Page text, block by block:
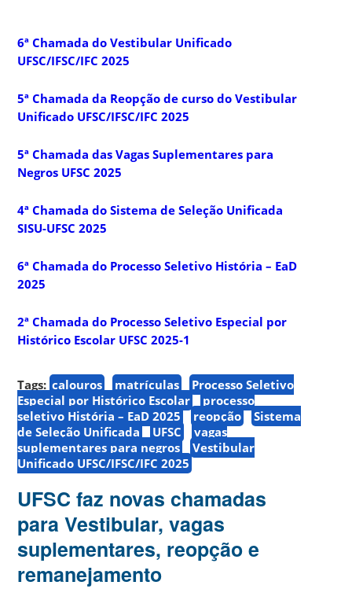
6ª Chamada do Vestibular Unificado
UFSC/IFSC/IFC 2025
5ª Chamada da Reopção de curso do Vestibular
Unificado UFSC/IFSC/IFC 2025
5ª Chamada das Vagas Suplementares para
Negros UFSC 2025
4ª Chamada do Sistema de Seleção Unificada
SISU-UFSC 2025
6ª Chamada do Processo Seletivo História – EaD
2025
2ª Chamada do Processo Seletivo Especial por
Histórico Escolar UFSC 2025-1
Tags: calouros matrículas
Processo Seletivo
Especial por Histórico Escolar
processo
seletivo História – EaD 2025
reopção
Sistema
de Seleção Unificada
UFSC
vagas
suplementares para negros
Vestibular
Unificado UFSC/IFSC/IFC 2025
UFSC faz novas chamadas
para Vestibular, vagas
suplementares, reopção e
remanejamento